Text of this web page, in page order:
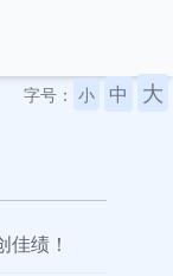
字号： 小 中 大
绩！